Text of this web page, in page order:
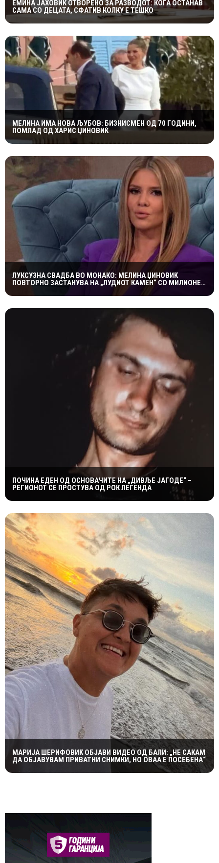
ЕМИНА ЈАХОВИЌ ОТВОРЕНО ЗА РАЗВОДОТ: КОГА ОСТАНАВ
САМА СО ДЕЦАТА, СФАТИВ КОЛКУ Е ТЕШКО
МЕЛИНА ИМА НОВА ЉУБОВ: БИЗНИСМЕН ОД 70 ГОДИНИ,
ПОМЛАД ОД ХАРИС ЏИНОВИЌ
ЛУКСУЗНА СВАДБА ВО МОНАКО: МЕЛИНА ЏИНОВИЌ
ПОВТОРНО ЗАСТАНУВА НА „ЛУДИОТ КАМЕН“ СО МИЛИОНЕР
ПОЧИНА ЕДЕН ОД ОСНОВАЧИТЕ НА „ДИВЉЕ ЈАГОДЕ“ –
РЕГИОНОТ СЕ ПРОСТУВА ОД РОК ЛЕГЕНДА
МАРИЈА ШЕРИФОВИЌ ОБЈАВИ ВИДЕО ОД БАЛИ: „НЕ САКАМ
ДА ОБЈАВУВАМ ПРИВАТНИ СНИМКИ, НО ОВАА Е ПОСЕБЕНА“